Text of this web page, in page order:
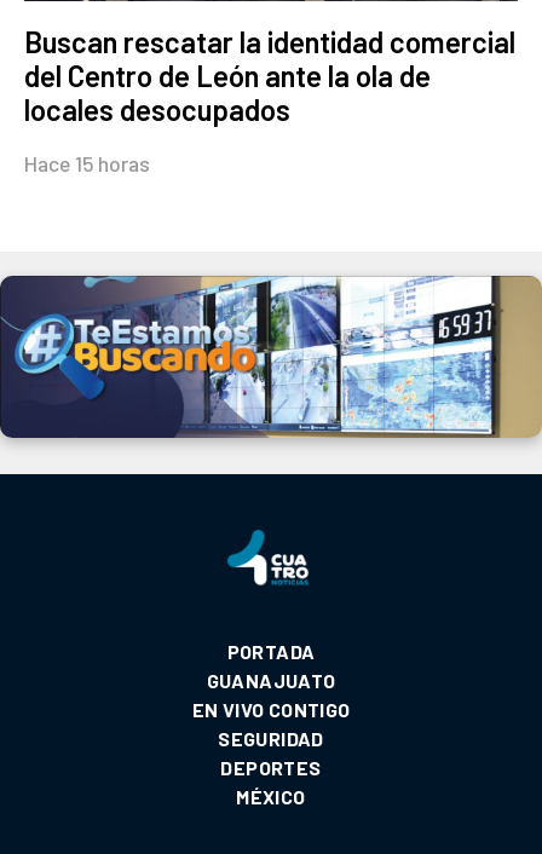
Buscan rescatar la identidad comercial
del Centro de León ante la ola de
locales desocupados
Hace 15 horas
PORTADA
GUANAJUATO
EN VIVO CONTIGO
SEGURIDAD
DEPORTES
MÉXICO